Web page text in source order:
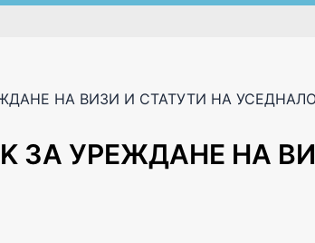
НА ВИЗИ И СТАТУТИ НА
ЗА УРЕЖДАНЕ НА